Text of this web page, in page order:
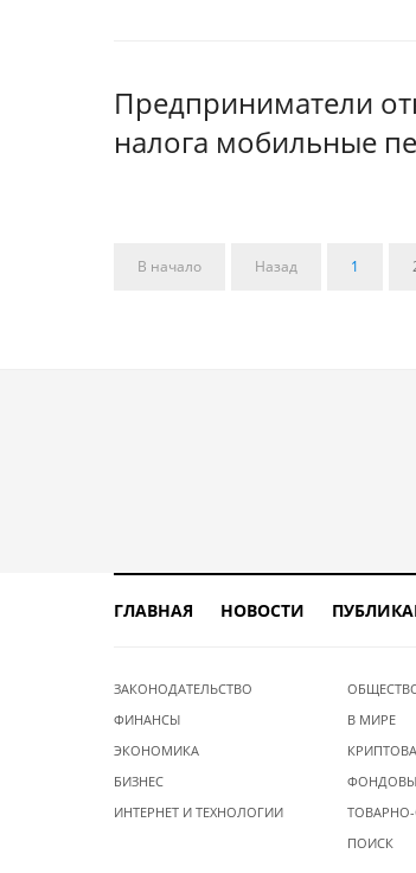
Предприниматели
налога мобильные
В начало Назад 1
ГЛАВНАЯ НОВОСТИ
ЗАКОНОДАТЕЛЬСТВО
ФИНАНСЫ
ЭКОНОМИКА
БИЗНЕС
ИНТЕРНЕТ И ТЕХНОЛОГИИ
В МИРЕ
ПОИСК